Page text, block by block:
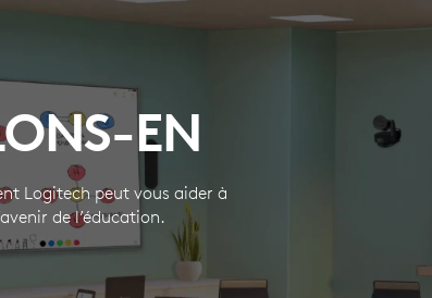
EN
Logitech peut vous aider à
de l’éducation.